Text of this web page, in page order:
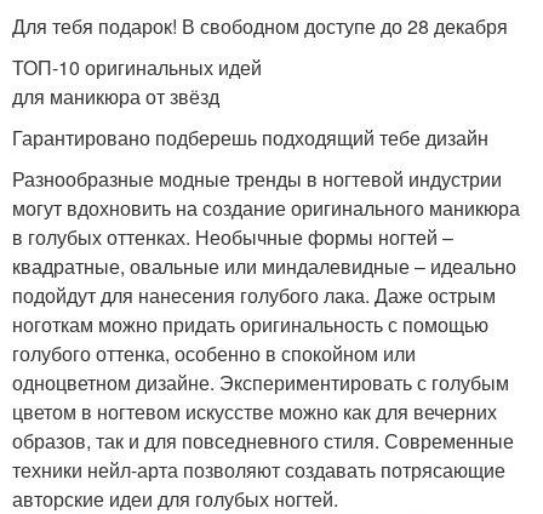
Для тебя подарок! В свободном доступе до 28 декабря
ТОП-10 оригинальных идей
для маникюра от звёзд
Гарантировано подберешь подходящий тебе дизайн
Разнообразные модные тренды в ногтевой индустрии
могут вдохновить на создание оригинального маникюра
в голубых оттенках. Необычные формы ногтей –
квадратные, овальные или миндалевидные – идеально
подойдут для нанесения голубого лака. Даже острым
ноготкам можно придать оригинальность с помощью
голубого оттенка, особенно в спокойном или
одноцветном дизайне. Экспериментировать с голубым
цветом в ногтевом искусстве можно как для вечерних
образов, так и для повседневного стиля. Современные
техники нейл-арта позволяют создавать потрясающие
авторские идеи для голубых ногтей.